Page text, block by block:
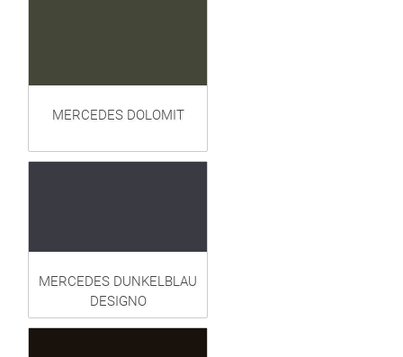
MERCEDES DOLOMIT
MERCEDES DUNKELBLAU
DESIGNO